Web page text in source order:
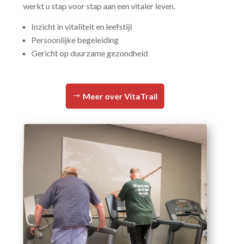
werkt u stap voor stap aan een vitaler leven.
Inzicht in vitaliteit en leefstijl
Persoonlijke begeleiding
Gericht op duurzame gezondheid
Meer over VitaTrail